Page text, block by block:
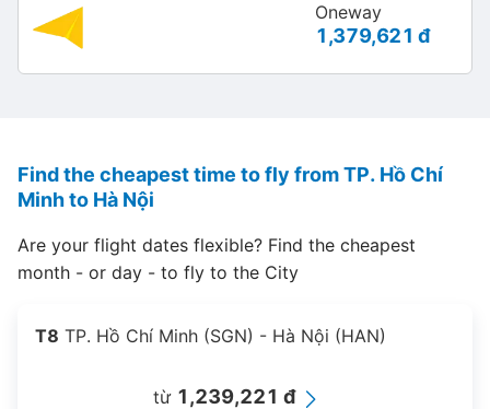
Oneway
1,379,621 đ
Find the cheapest time to fly from TP. Hồ Chí
Minh to Hà Nội
Are your flight dates flexible? Find the cheapest
month - or day - to fly to the City
T8 TP. Hồ Chí Minh (SGN) - Hà Nội (HAN)
từ 1,239,221 đ